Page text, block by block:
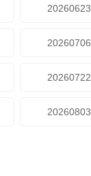
20260623
20260706
20260722
20260803